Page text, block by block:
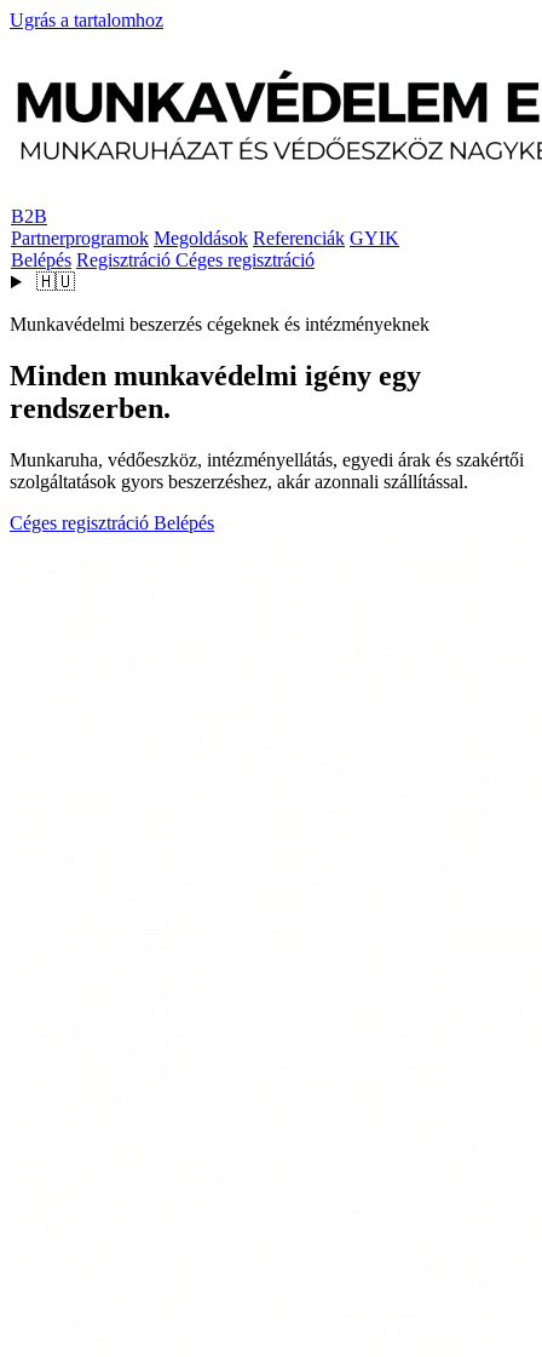
Ugrás a tartalomhoz
B2B
Partnerprogramok Megoldások Referenciák GYIK
Belépés Regisztráció Céges regisztráció
🇭🇺
Munkavédelmi beszerzés cégeknek és intézményeknek
Minden munkavédelmi igény egy
rendszerben.
Munkaruha, védőeszköz, intézményellátás, egyedi árak és szakértői
szolgáltatások gyors beszerzéshez, akár azonnali szállítással.
Céges regisztráció Belépés